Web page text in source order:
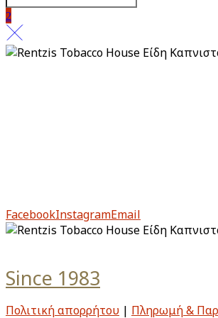
FacebookInstagramEmail
Since 1983
Πολιτική απορρήτου | Πληρωμή &